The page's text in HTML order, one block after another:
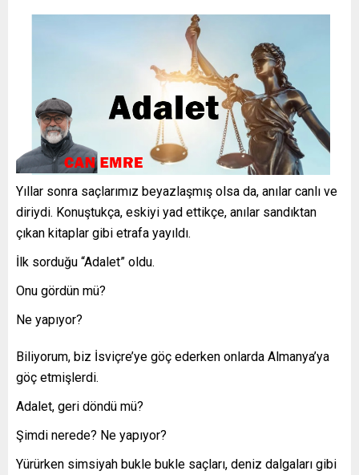
Yıllar sonra saçlarımız beyazlaşmış olsa da, anılar canlı ve
diriydi. Konuştukça, eskiyi yad ettikçe, anılar sandıktan
çıkan kitaplar gibi etrafa yayıldı.
İlk sorduğu “Adalet” oldu.
Onu gördün mü?
Ne yapıyor?
Biliyorum, biz İsviçre’ye göç ederken onlarda Almanya’ya
göç etmişlerdi.
Adalet, geri döndü mü?
Şimdi nerede? Ne yapıyor?
Yürürken simsiyah bukle bukle saçları, deniz dalgaları gibi